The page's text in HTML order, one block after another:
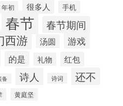
年初 很多人 手机
春节 春节期间
西游 汤圆 游戏
的是 礼物 红包
备 诗人 诗词 还不
黄庭坚